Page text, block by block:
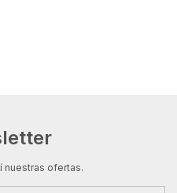
nuestras ofertas.